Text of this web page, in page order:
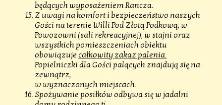
będących wyposażeniem Rancza.
Z uwagi na komfort i bezpieczeństwo naszych
Gości na terenie Willi Pod Złotą Podkową, w
Powozowni (sali rekreacyjnej), w stajni oraz
wszystkich pomieszczeniach obiektu
obowiązuje całkowity zakaz palenia.
Popielniczki dla Gości palących znajdują się na
zewnątrz,
w wyznaczonych miejscach.
Spożywanie posiłków odbywa się w jadalni